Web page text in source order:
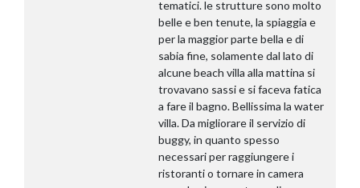
tematici. le strutture sono molto
belle e ben tenute, la spiaggia e
per la maggior parte bella e di
sabia fine, solamente dal lato di
alcune beach villa alla mattina si
trovavano sassi e si faceva fatica
a fare il bagno. Bellissima la water
villa. Da migliorare il servizio di
buggy, in quanto spesso
necessari per raggiungere i
ristoranti o tornare in camera